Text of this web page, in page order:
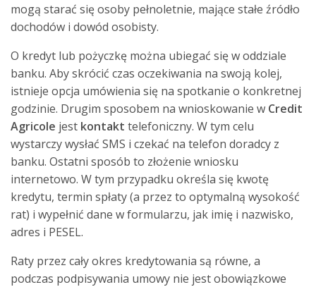
mogą starać się osoby pełnoletnie, mające stałe źródło
dochodów i dowód osobisty.
O kredyt lub pożyczkę można ubiegać się w oddziale
banku. Aby skrócić czas oczekiwania na swoją kolej,
istnieje opcja umówienia się na spotkanie o konkretnej
godzinie. Drugim sposobem na wnioskowanie w Credit
Agricole jest kontakt telefoniczny. W tym celu
wystarczy wysłać SMS i czekać na telefon doradcy z
banku. Ostatni sposób to złożenie wniosku
internetowo. W tym przypadku określa się kwotę
kredytu, termin spłaty (a przez to optymalną wysokość
rat) i wypełnić dane w formularzu, jak imię i nazwisko,
adres i PESEL.
Raty przez cały okres kredytowania są równe, a
podczas podpisywania umowy nie jest obowiązkowe